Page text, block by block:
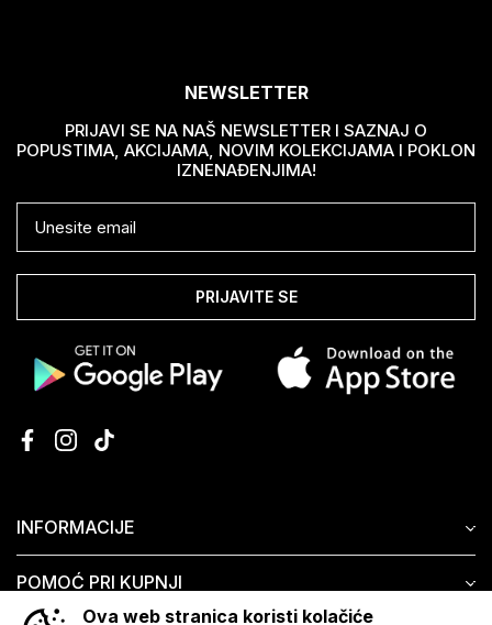
INFORMACIJE
POMOĆ PRI KUPNJI
NEWSLETTER
PRIJAVI SE NA NAŠ NEWSLETTER I SAZNAJ O
POPUSTIMA, AKCIJAMA, NOVIM KOLEKCIJAMA I POKLON
IZNENAĐENJIMA!
PRIJAVITE SE
Ova web stranica koristi kolačiće